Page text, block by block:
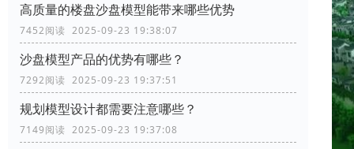
高质量的楼盘沙盘模型能带来哪些优势
7452阅读 2025-09-23 19:38:07
沙盘模型产品的优势有哪些？
7292阅读 2025-09-23 19:37:51
规划模型设计都需要注意哪些？
7149阅读 2025-09-23 19:37:08